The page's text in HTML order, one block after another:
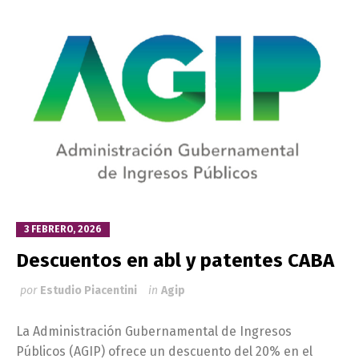
3 FEBRERO, 2026
Descuentos en abl y patentes CABA
por Estudio Piacentini in Agip
La Administración Gubernamental de Ingresos
Públicos (AGIP) ofrece un descuento del 20% en el